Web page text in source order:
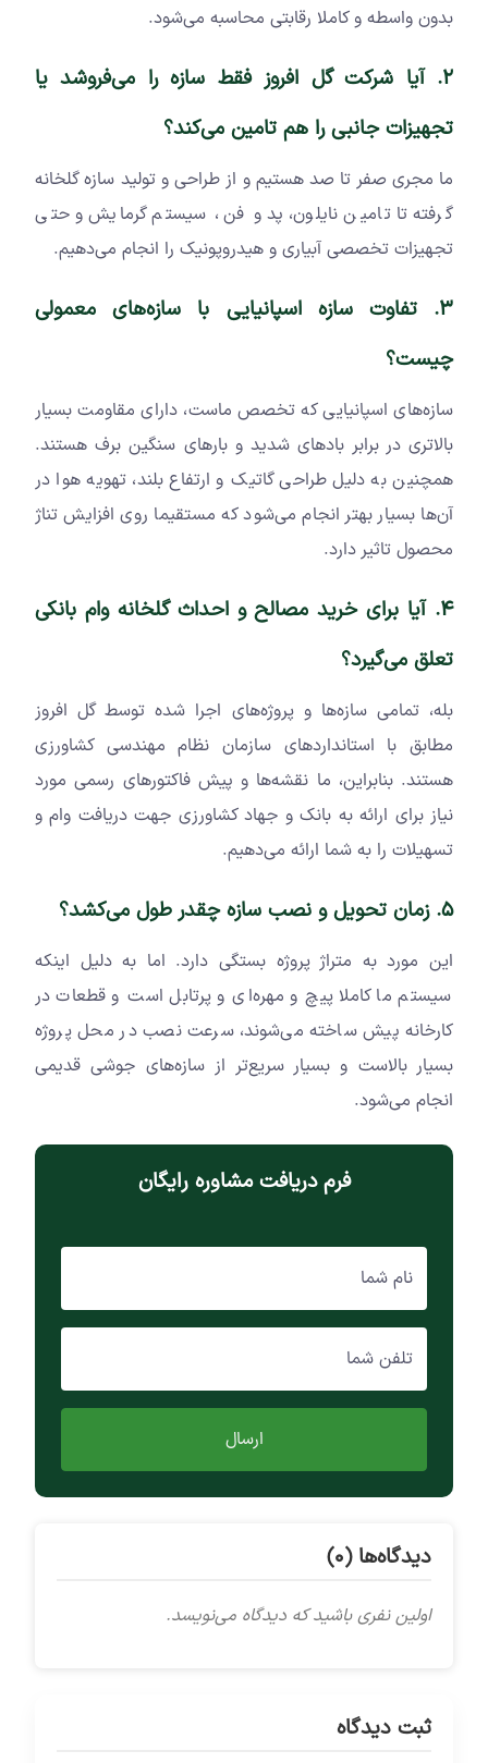
بدون واسطه و کاملا رقابتی محاسبه می‌شود.
2. آیا شرکت گل افروز فقط سازه را می‌فروشد یا
تجهیزات جانبی را هم تامین می‌کند؟
ما مجری صفر تا صد هستیم و از طراحی و تولید سازه گلخانه
گرفته تا تامین نایلون، پد و فن، سیستم گرمایش و حتی
تجهیزات تخصصی آبیاری و هیدروپونیک را انجام می‌دهیم.
3. تفاوت سازه اسپانیایی با سازه‌های معمولی
چیست؟
سازه‌های اسپانیایی که تخصص ماست، دارای مقاومت بسیار
بالاتری در برابر بادهای شدید و بارهای سنگین برف هستند.
همچنین به دلیل طراحی گاتیک و ارتفاع بلند، تهویه هوا در
آن‌ها بسیار بهتر انجام می‌شود که مستقیما روی افزایش تناژ
محصول تاثیر دارد.
4. آیا برای خرید مصالح و احداث گلخانه وام بانکی
تعلق می‌گیرد؟
بله، تمامی سازه‌ها و پروژه‌های اجرا شده توسط گل افروز
مطابق با استانداردهای سازمان نظام مهندسی کشاورزی
هستند. بنابراین، ما نقشه‌ها و پیش فاکتورهای رسمی مورد
نیاز برای ارائه به بانک و جهاد کشاورزی جهت دریافت وام و
تسهیلات را به شما ارائه می‌دهیم.
5. زمان تحویل و نصب سازه چقدر طول می‌کشد؟
این مورد به متراژ پروژه بستگی دارد. اما به دلیل اینکه
سیستم ما کاملا پیچ و مهره‌ای و پرتابل است و قطعات در
کارخانه پیش ساخته می‌شوند، سرعت نصب در محل پروژه
بسیار بالاست و بسیار سریع‌تر از سازه‌های جوشی قدیمی
انجام می‌شود.
فرم دریافت مشاوره رایگان
نام شما
تلفن شما
ارسال
دیدگاه‌ها (0)
اولین نفری باشید که دیدگاه می‌نویسد.
ثبت دیدگاه